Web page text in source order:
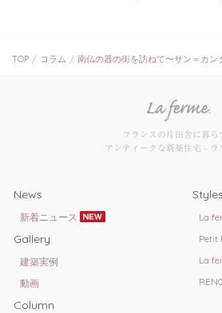
TOP コラム 南仏の器の街を訪ねて〜サン＝カン
フランスの片田舎に暮ら
アンティークな新築住宅 - ラ
News
新着ニュース
Gallery
建築実例
動画
Column
Styles
La
Petit
La